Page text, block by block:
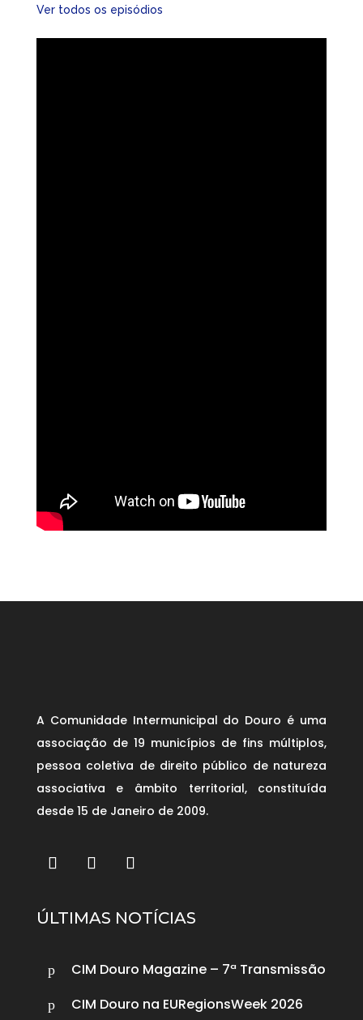
Ver todos os episódios
A Comunidade Intermunicipal do Douro é uma
associação de 19 municípios de fins múltiplos,
pessoa coletiva de direito público de natureza
associativa e âmbito territorial, constituída
desde 15 de Janeiro de 2009.
ÚLTIMAS NOTÍCIAS
p CIM Douro Magazine – 7ª Transmissão
p CIM Douro na EURegionsWeek 2026